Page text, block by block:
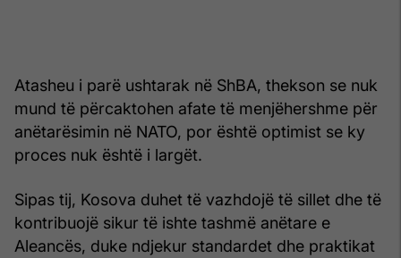
Atasheu i parë ushtarak në ShBA, thekson se nuk
mund të përcaktohen afate të menjëhershme për
anëtarësimin në NATO, por është optimist se ky
proces nuk është i largët.
Sipas tij, Kosova duhet të vazhdojë të sillet dhe të
kontribuojë sikur të ishte tashmë anëtare e
Aleancës, duke ndjekur standardet dhe praktikat